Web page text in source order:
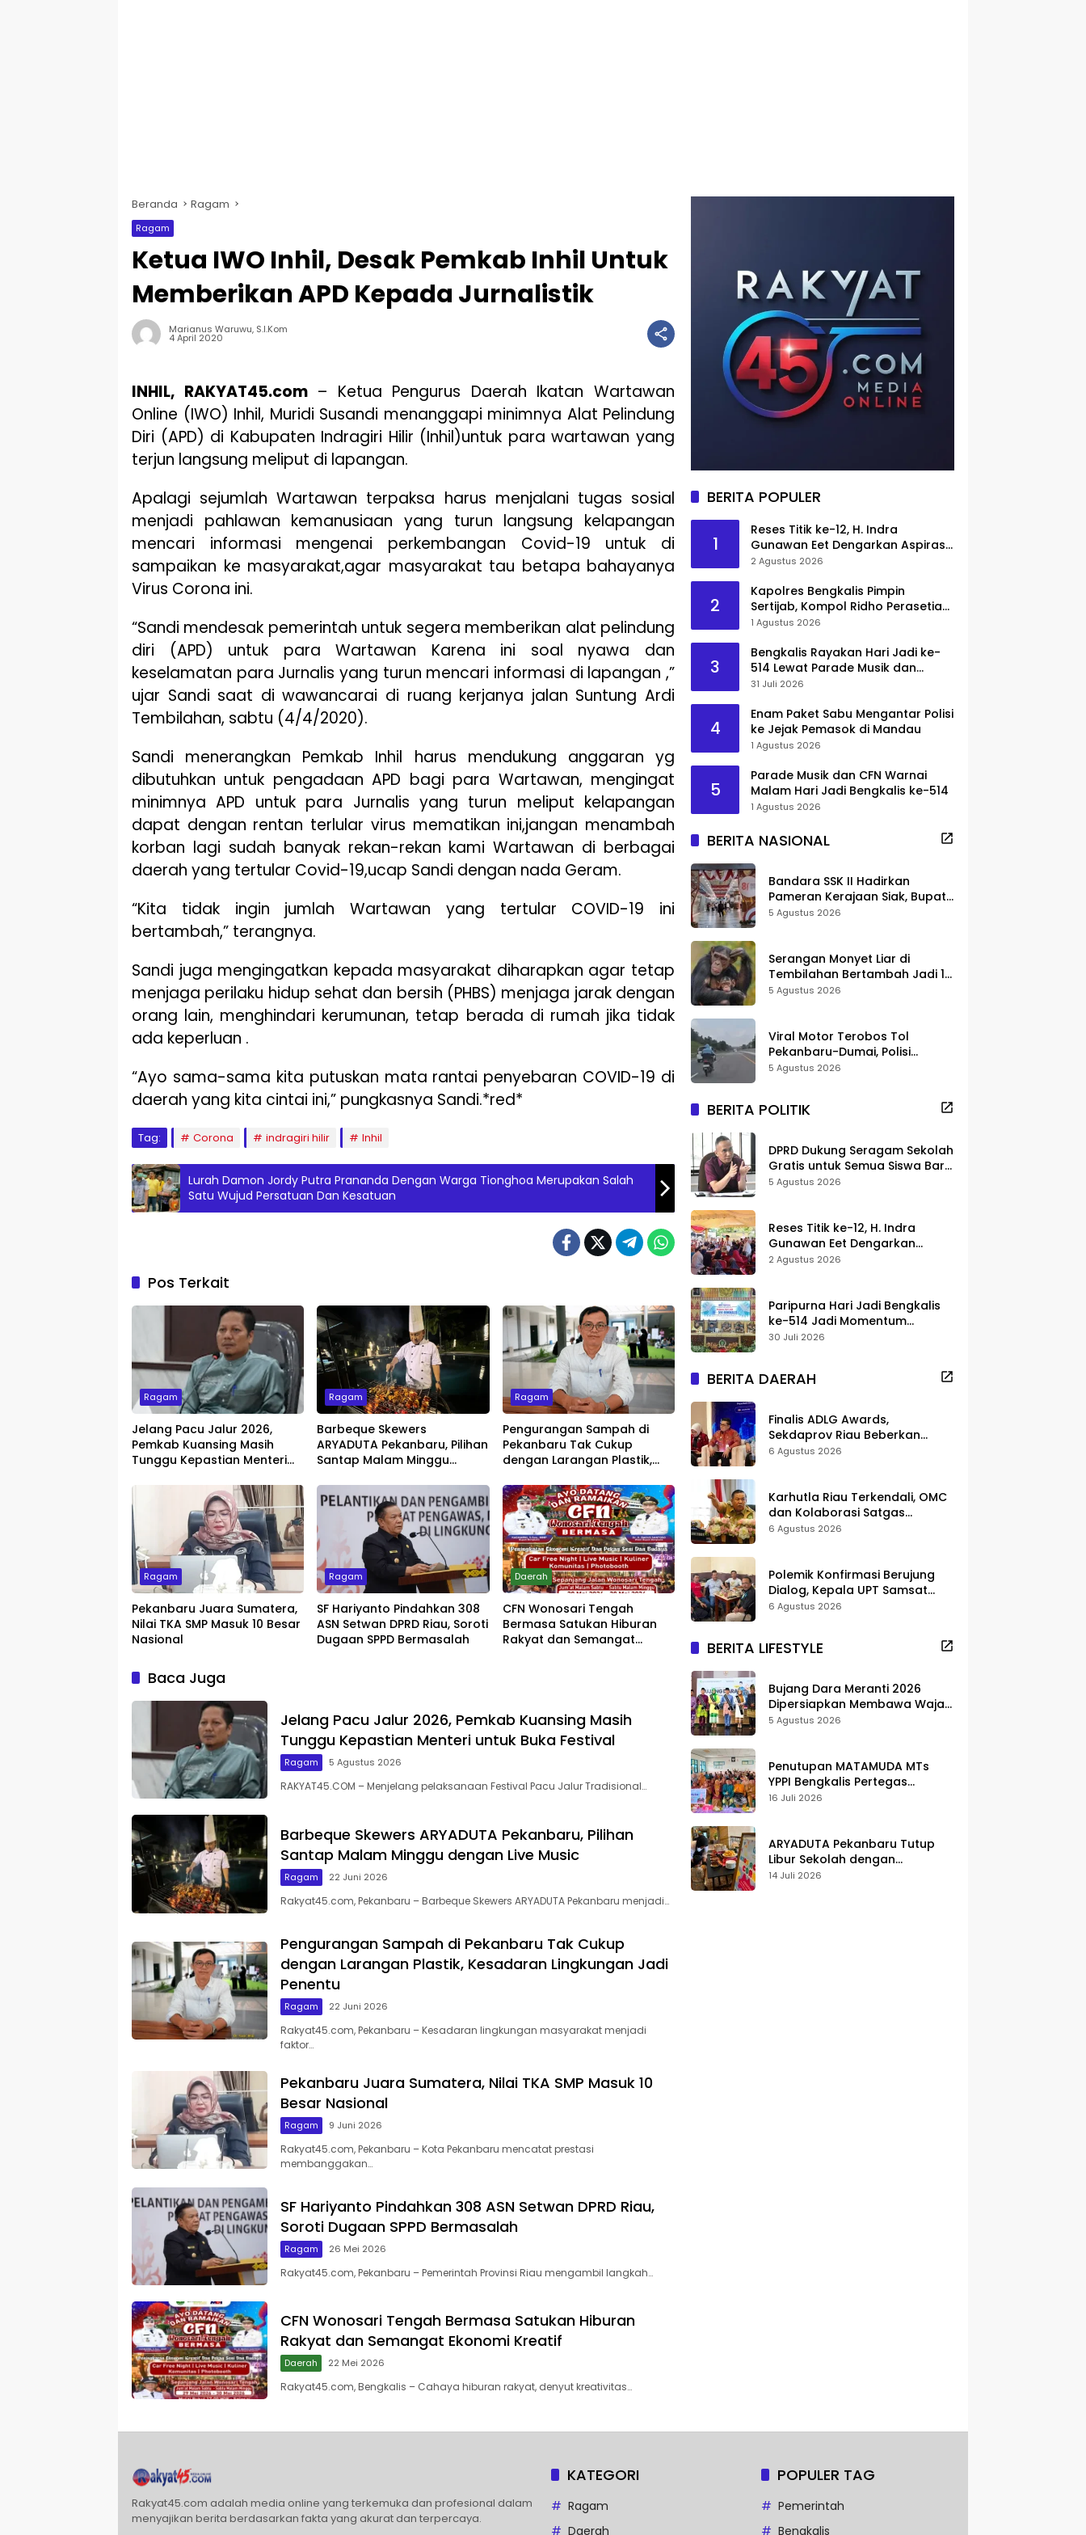
Beranda Ragam
Ragam
Ketua IWO Inhil, Desak Pemkab Inhil Untuk
Memberikan APD Kepada Jurnalistik
Marianus Waruwu, S.I.Kom
4 April 2020
INHIL, RAKYAT45.com– Ketua Pengurus Daerah Ikatan Wartawan
Online (IWO) Inhil, Muridi Susandi menanggapi minimnya Alat Pelindung
Diri (APD) di Kabupaten Indragiri Hilir (Inhil)untuk para wartawan yang
terjun langsung meliput di lapangan.
Apalagi sejumlah Wartawan terpaksa harus menjalani tugas sosial
menjadi pahlawan kemanusiaan yang turun langsung kelapangan
mencari informasi mengenai perkembangan Covid-19 untuk di
sampaikan ke masyarakat,agar masyarakat tau betapa bahayanya
Virus Corona ini.
“Sandi mendesak pemerintah untuk segera memberikan alat pelindung
diri (APD) untuk para Wartawan Karena ini soal nyawa dan
keselamatan para Jurnalis yang turun mencari informasi di lapangan ,”
ujar Sandi saat di wawancarai di ruang kerjanya jalan Suntung Ardi
Tembilahan, sabtu (4/4/2020).
Sandi menerangkan Pemkab Inhil harus mendukung anggaran yg
dibutuhkan untuk pengadaan APD bagi para Wartawan, mengingat
minimnya APD untuk para Jurnalis yang turun meliput kelapangan
dapat dengan rentan terlular virus mematikan ini,jangan menambah
korban lagi sudah banyak rekan-rekan kami Wartawan di berbagai
daerah yang tertular Covid-19,ucap Sandi dengan nada Geram.
“Kita tidak ingin jumlah Wartawan yang tertular COVID-19 ini
bertambah,” terangnya.
Sandi juga mengingatkan kepada masyarakat diharapkan agar tetap
menjaga perilaku hidup sehat dan bersih (PHBS) menjaga jarak dengan
orang lain, menghindari kerumunan, tetap berada di rumah jika tidak
ada keperluan .
“Ayo sama-sama kita putuskan mata rantai penyebaran COVID-19 di
daerah yang kita cintai ini,” pungkasnya Sandi.*red*
Tag: Corona indragiri hilir Inhil
Lurah Damon Jordy Putra Prananda Dengan Warga Tionghoa Merupakan Salah
Satu Wujud Persatuan Dan Kesatuan
Pos Terkait
Ragam
Jelang Pacu Jalur 2026,
Pemkab Kuansing Masih
Tunggu Kepastian Menteri
Ragam
Barbeque Skewers
ARYADUTA Pekanbaru, Pilihan
Santap Malam Minggu
Ragam
Pengurangan Sampah di
Pekanbaru Tak Cukup
dengan Larangan Plastik,
Penentu
Ragam
Pekanbaru Juara Sumatera,
Nilai TKA SMP Masuk 10 Besar
Nasional
Ragam
SF Hariyanto Pindahkan 308
ASN Setwan DPRD Riau, Soroti
Dugaan SPPD Bermasalah
Daerah
CFN Wonosari Tengah
Bermasa Satukan Hiburan
Rakyat dan Semangat
Baca Juga
Jelang Pacu Jalur 2026, Pemkab Kuansing Masih
Tunggu Kepastian Menteri untuk Buka Festival
Ragam 5 Agustus 2026
RAKYAT45.COM – Menjelang pelaksanaan Festival Pacu Jalur Tradisional…
Barbeque Skewers ARYADUTA Pekanbaru, Pilihan
Santap Malam Minggu dengan Live Music
Ragam 22 Juni 2026
Rakyat45.com, Pekanbaru – Barbeque Skewers ARYADUTA Pekanbaru menjadi…
Pengurangan Sampah di Pekanbaru Tak Cukup
dengan Larangan Plastik, Kesadaran Lingkungan Jadi
Penentu
Ragam 22 Juni 2026
Rakyat45.com, Pekanbaru – Kesadaran lingkungan masyarakat menjadi
faktor…
Pekanbaru Juara Sumatera, Nilai TKA SMP Masuk 10
Besar Nasional
Ragam 9 Juni 2026
Rakyat45.com, Pekanbaru – Kota Pekanbaru mencatat prestasi
membanggakan…
SF Hariyanto Pindahkan 308 ASN Setwan DPRD Riau,
Soroti Dugaan SPPD Bermasalah
Ragam 26 Mei 2026
Rakyat45.com, Pekanbaru – Pemerintah Provinsi Riau mengambil langkah…
CFN Wonosari Tengah Bermasa Satukan Hiburan
Rakyat dan Semangat Ekonomi Kreatif
Daerah 22 Mei 2026
Rakyat45.com, Bengkalis – Cahaya hiburan rakyat, denyut kreativitas…
BERITA POPULER
1
Reses Titik ke-12, H. Indra
Gunawan Eet Dengarkan Aspirasi
Senggoro
2 Agustus 2026
2
Kapolres Bengkalis Pimpin
Sertijab, Kompol Ridho Perasetia
Jadi Wakapolres
1 Agustus 2026
3
Bengkalis Rayakan Hari Jadi ke-
514 Lewat Parade Musik dan
Pameran Kuliner
31 Juli 2026
4
Enam Paket Sabu Mengantar Polisi
ke Jejak Pemasok di Mandau
1 Agustus 2026
5
Parade Musik dan CFN Warnai
Malam Hari Jadi Bengkalis ke-514
1 Agustus 2026
BERITA NASIONAL
Bandara SSK II Hadirkan
Pameran Kerajaan Siak, Bupati
Afni: Jadi Ruang Edukasi
5 Agustus 2026
Serangan Monyet Liar di
Tembilahan Bertambah Jadi 16
Korban, DPKP Bantah Video
5 Agustus 2026
Viral Motor Terobos Tol
Pekanbaru-Dumai, Polisi
Ungkap Pengendara Alami
5 Agustus 2026
BERITA POLITIK
DPRD Dukung Seragam Sekolah
Gratis untuk Semua Siswa Baru,
Minta Rehab Sekolah Jangan
5 Agustus 2026
Reses Titik ke-12, H. Indra
Gunawan Eet Dengarkan
Aspirasi Senggoro
2 Agustus 2026
Paripurna Hari Jadi Bengkalis
ke-514 Jadi Momentum
Perkuat Persatuan dan
30 Juli 2026
BERITA DAERAH
Finalis ADLG Awards,
Sekdaprov Riau Beberkan
Strategi Digitalisasi untuk
6 Agustus 2026
Karhutla Riau Terkendali, OMC
dan Kolaborasi Satgas
Berhasil Tekan Titik Api
6 Agustus 2026
Polemik Konfirmasi Berujung
Dialog, Kepala UPT Samsat
Bengkalis Minta Maaf
6 Agustus 2026
BERITA LIFESTYLE
Bujang Dara Meranti 2026
Dipersiapkan Membawa Wajah
Daerah ke Publik
5 Agustus 2026
Penutupan MATAMUDA MTs
YPPI Bengkalis Pertegas
Pendidikan Berbasis Adat dan
16 Juli 2026
ARYADUTA Pekanbaru Tutup
Libur Sekolah dengan
Pengalaman Staycation
14 Juli 2026
Rakyat45.com adalah media online yang terkemuka dan profesional dalam
menyajikan berita berdasarkan fakta yang akurat dan terpercaya.
KATEGORI
Ragam
Daerah
POPULER TAG
Pemerintah
Bengkalis